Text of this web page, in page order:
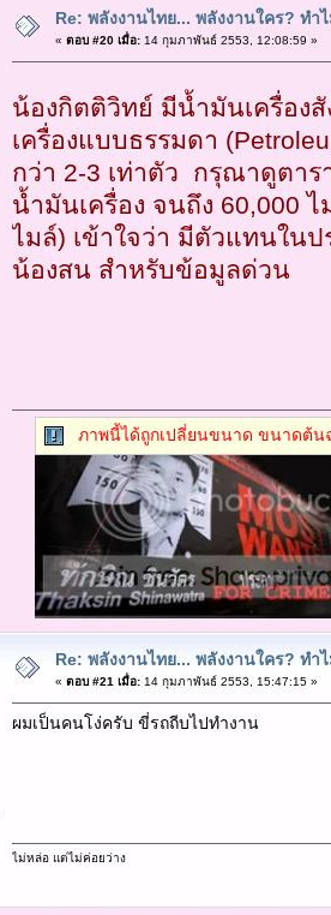
Re: พลังงานไทย... พลังงานใคร? ทำ
« ตอบ #20 เมื่อ:14 กุมภาพันธ์ 2553, 12:08:59 »
น้องกิตติวิทย์ มีน้ำมันเครื่อง
เครื่องแบบธรรมดา
กว่า 2-3 เท่าตัว กรุณาดูตาร
น้ำมันเครื่อง จนถึง 60,000
ไมล์) เข้าใจว่า มีตัวแทนใน
น้องสน สำหรับข้อมูลด่วน
ภาพนี้ได้ถูกเปลี่ยนขนาด ขนาดต้น
Re: พลังงานไทย... พลังงานใคร? ทำ
« ตอบ #21 เมื่อ:14 กุมภาพันธ์ 2553, 15:47:15 »
ผมเป็นคนโง่ครับ ขี่รถถีบไปทำงาน
ไม่หล่อ แต่ไม่ค่อยว่าง